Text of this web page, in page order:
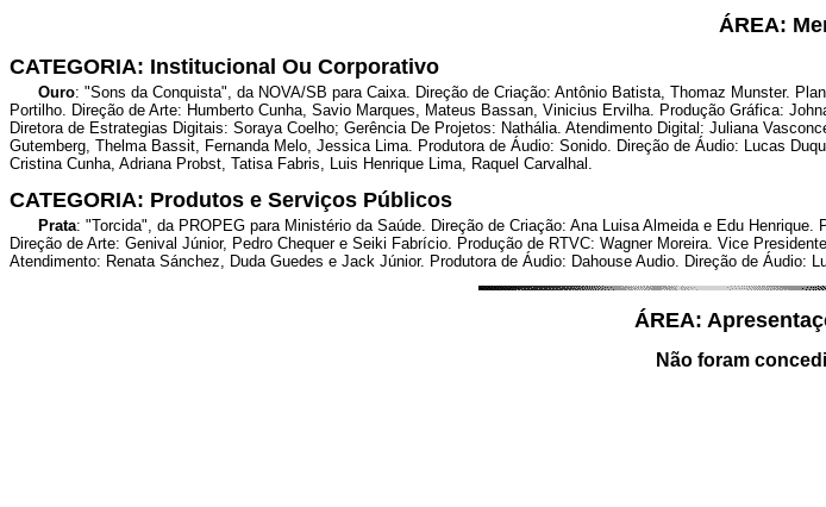
ÁREA:
CATEGORIA: Institucional Ou Corporativo
Ouro: "Sons da Conquista", da NOVA/SB para Caixa. Direção de Criação: Antônio Batista, Thomaz Munster.
Portilho. Direção de Arte: Humberto Cunha, Savio Marques, Mateus Bassan, Vinicius Ervilha. Produção Gráfica:
Diretora de Estrategias Digitais: Soraya Coelho; Gerência De Projetos: Nathália. Atendimento Digital: Juliana
Gutemberg, Thelma Bassit, Fernanda Melo, Jessica Lima. Produtora de Áudio: Sonido. Direção de Áudio: Lucas
Cristina Cunha, Adriana Probst, Tatisa Fabris, Luis Henrique Lima, Raquel Carvalhal.
CATEGORIA: Produtos e Serviços Públicos
Prata: "Torcida", da PROPEG para Ministério da Saúde. Direção de Criação: Ana Luisa Almeida e Edu
Direção de Arte: Genival Júnior, Pedro Chequer e Seiki Fabrício. Produção de RTVC: Wagner Moreira. Vice
Atendimento: Renata Sánchez, Duda Guedes e Jack Júnior. Produtora de Áudio: Dahouse Audio. Direção de
ÁREA:
Não foram